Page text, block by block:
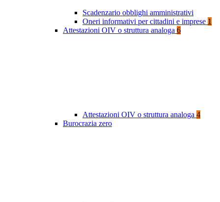
Scadenzario obblighi amministrativi
Oneri informativi per cittadini e imprese 1
Attestazioni OIV o struttura analoga 6
Attestazioni OIV o struttura analoga 4
Burocrazia zero